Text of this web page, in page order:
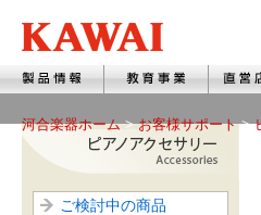
河合楽器ホーム>お客様サポート>
ご検討中の商品